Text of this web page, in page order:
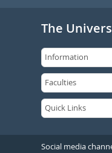
The
Social media